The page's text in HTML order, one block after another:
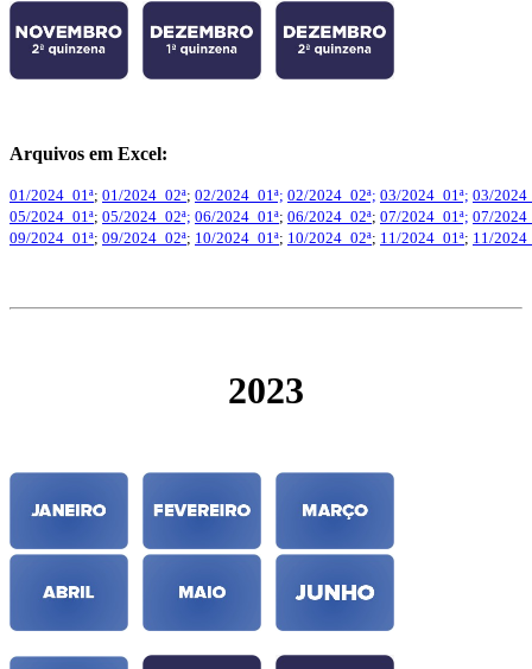
Arquivos em Excel:
01/2024_01ª; 01/2024_02ª; 02/2024_01ª; 02/2024_02ª; 03/2024_01ª; 03/
05/2024_01ª; 05/2024_02ª; 06/2024_01ª; 06/2024_02ª; 07/2024_01ª; 07/
09/2024_01ª; 09/2024_02ª; 10/2024_01ª; 10/2024_02ª; 11/2024_01ª; 11/
2023